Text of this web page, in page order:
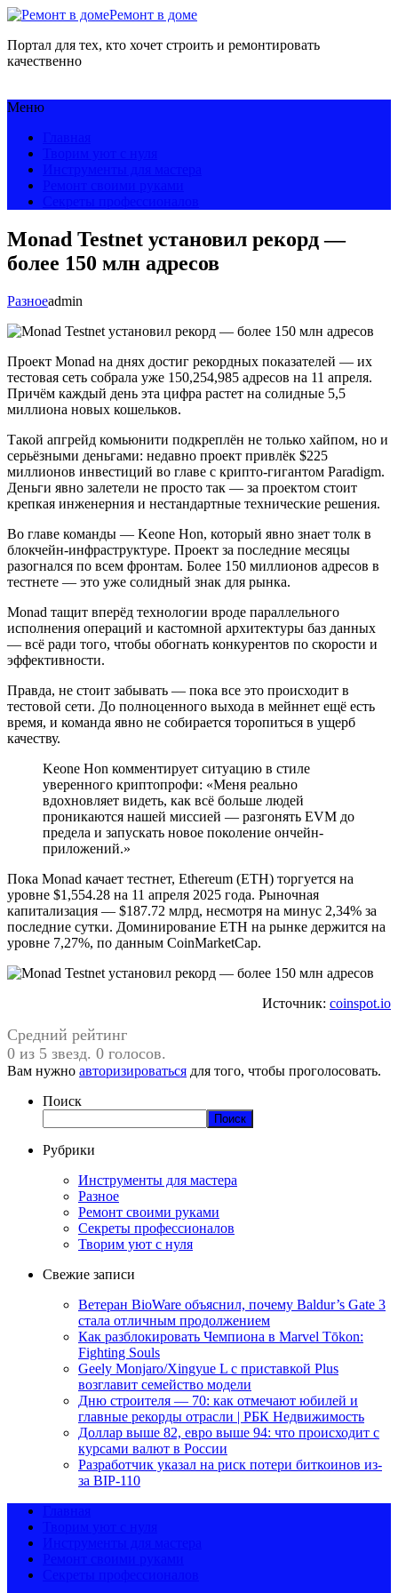
Ремонт в доме
Портал для тех, кто хочет строить и ремонтировать
качественно
Меню
Monad Testnet установил рекорд —
более 150 млн адресов
Разноеadmin
Проект Monad на днях достиг рекордных показателей — их
тестовая сеть собрала уже 150,254,985 адресов на 11 апреля.
Причём каждый день эта цифра растет на солидные 5,5
миллиона новых кошельков.
Такой апгрейд комьюнити подкреплён не только хайпом, но и
серьёзными деньгами: недавно проект привлёк $225
миллионов инвестиций во главе с крипто-гигантом Paradigm.
Деньги явно залетели не просто так — за проектом стоит
крепкая инженерния и нестандартные технические решения.
Во главе команды — Keone Hon, который явно знает толк в
блокчейн-инфраструктуре. Проект за последние месяцы
разогнался по всем фронтам. Более 150 миллионов адресов в
тестнете — это уже солидный знак для рынка.
Monad тащит вперёд технологии вроде параллельного
исполнения операций и кастомной архитектуры баз данных
— всё ради того, чтобы обогнать конкурентов по скорости и
эффективности.
Правда, не стоит забывать — пока все это происходит в
тестовой сети. До полноценного выхода в мейннет ещё есть
время, и команда явно не собирается торопиться в ущерб
качеству.
Keone Hon комментирует ситуацию в стиле
уверенного криптопрофи: «Меня реально
вдохновляет видеть, как всё больше людей
проникаются нашей миссией — разгонять EVM до
предела и запускать новое поколение ончейн-
приложений.»
Пока Monad качает тестнет, Ethereum (ETH) торгуется на
уровне $1,554.28 на 11 апреля 2025 года. Рыночная
капитализация — $187.72 млрд, несмотря на минус 2,34% за
последние сутки. Доминирование ETH на рынке держится на
уровне 7,27%, по данным CoinMarketCap.
Источник: coinspot.io
Средний рейтинг
0 из 5 звезд. 0 голосов.
Вам нужно авторизироваться для того, чтобы проголосовать.
Поиск
Поиск
Рубрики
Инструменты для мастера
Разное
Ремонт своими руками
Секреты профессионалов
Творим уют с нуля
Свежие записи
Ветеран BioWare объяснил, почему Baldur’s Gate 3
стала отличным продолжением
Как разблокировать Чемпиона в Marvel Tōkon:
Fighting Souls
Geely Monjaro/Xingyue L с приставкой Plus
возглавит семейство модели
Дню строителя — 70: как отмечают юбилей и
главные рекорды отрасли | РБК Недвижимость
Доллар выше 82, евро выше 94: что происходит с
курсами валют в России
Разработчик указал на риск потери биткоинов из-
за BIP-110